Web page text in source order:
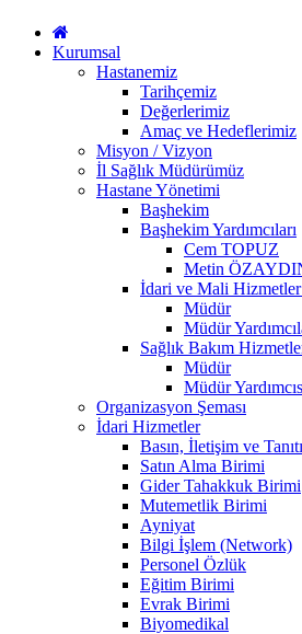
Kurumsal
Hastanemiz
Tarihçemiz
Değerlerimiz
Amaç ve Hedeflerimiz
Misyon / Vizyon
İl Sağlık Müdürümüz
Hastane Yönetimi
Başhekim
Başhekim Yardımcıları
Cem TOPUZ
Metin
İdari ve Mali
Müdür
Müdür
Sağlık Bakım
Müdür
Müdür
Organizasyon Şeması
İdari Hizmetler
Basın, İletişim ve
Satın Alma Birimi
Gider Tahakkuk Birimi
Mutemetlik Birimi
Ayniyat
Bilgi İşlem (Network)
Personel Özlük
Eğitim Birimi
Evrak Birimi
Biyomedikal